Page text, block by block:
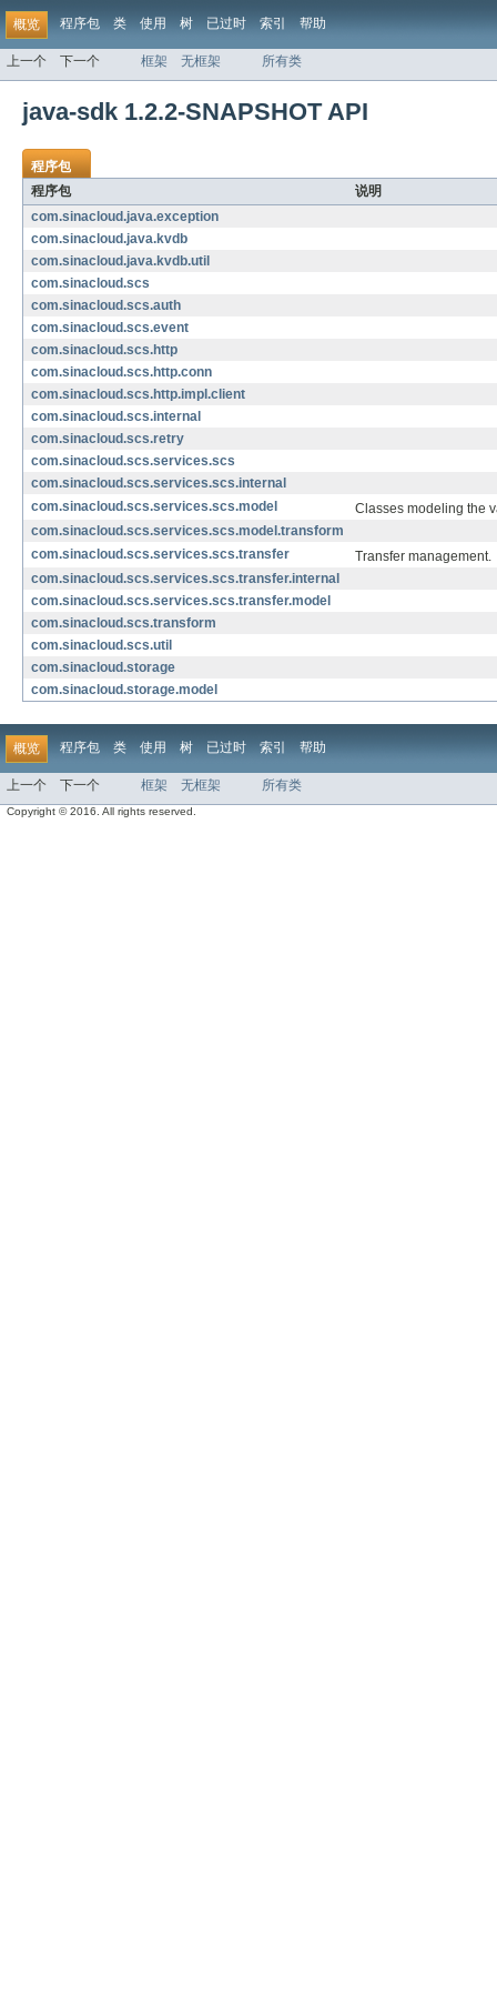
概览 程序包 类 使用 树 已过时 索引 帮助
上一个 下一个 框架 无框架 所有类
java-sdk 1.2.2-SNAPSHOT API
程序包
程序包
说明
com.sinacloud.java.exception
com.sinacloud.java.kvdb
com.sinacloud.java.kvdb.util
com.sinacloud.scs
com.sinacloud.scs.auth
com.sinacloud.scs.event
com.sinacloud.scs.http
com.sinacloud.scs.http.conn
com.sinacloud.scs.http.impl.client
com.sinacloud.scs.internal
com.sinacloud.scs.retry
com.sinacloud.scs.services.scs
com.sinacloud.scs.services.scs.internal
com.sinacloud.scs.services.scs.model
Classes modeling the
com.sinacloud.scs.services.scs.model.transform
com.sinacloud.scs.services.scs.transfer
Transfer management.
com.sinacloud.scs.services.scs.transfer.internal
com.sinacloud.scs.services.scs.transfer.model
com.sinacloud.scs.transform
com.sinacloud.scs.util
com.sinacloud.storage
com.sinacloud.storage.model
概览 程序包 类 使用 树 已过时 索引 帮助
上一个 下一个 框架 无框架 所有类
Copyright © 2016. All rights reserved.